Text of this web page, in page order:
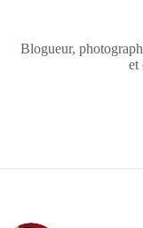
Blogueur,
et